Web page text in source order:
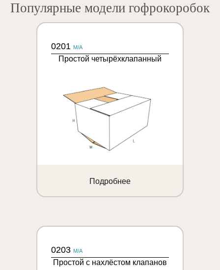
Популярные модели гофрокоробок
0201 M/A
Простой четырёхклапанный
Подробнее
0203 M/A
Простой с нахлёстом клапанов